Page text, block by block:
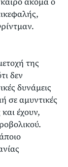
της
δεν
δυνάμεις
σε αμυντικές
έχουν,